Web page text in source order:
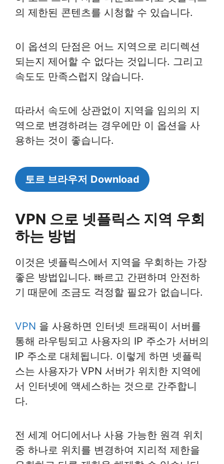
의 제한된 콘텐츠를 시청할 수 있습니다.
이 옵션의 단점은 어느 지역으로 리디렉션
되는지 제어할 수 없다는 것입니다. 그리고
속도도 만족스럽지 않습니다.
따라서 속도에 상관없이 지역을 임의의 지
역으로 변경하려는 경우에만 이 옵션을 사
용하는 것이 좋습니다.
토르 브라우저 Download
VPN 으로 넷플릭스 지역 우회
하는 방법
이것은 넷플릭스에서 지역을 우회하는 가장
좋은 방법입니다. 빠르고 간편하며 안전하
기 때문에 조금도 걱정할 필요가 없습니다.
VPN 을 사용하면 인터넷 트래픽이 서버를
통해 라우팅되고 사용자의 IP 주소가 서버의
IP 주소로 대체됩니다. 이렇게 하면 넷플릭
스는 사용자가 VPN 서버가 위치한 지역에
서 인터넷에 액세스하는 것으로 간주합니
다.
전 세계 어디에서나 사용 가능한 원격 위치
중 하나로 위치를 변경하여 지리적 제한을